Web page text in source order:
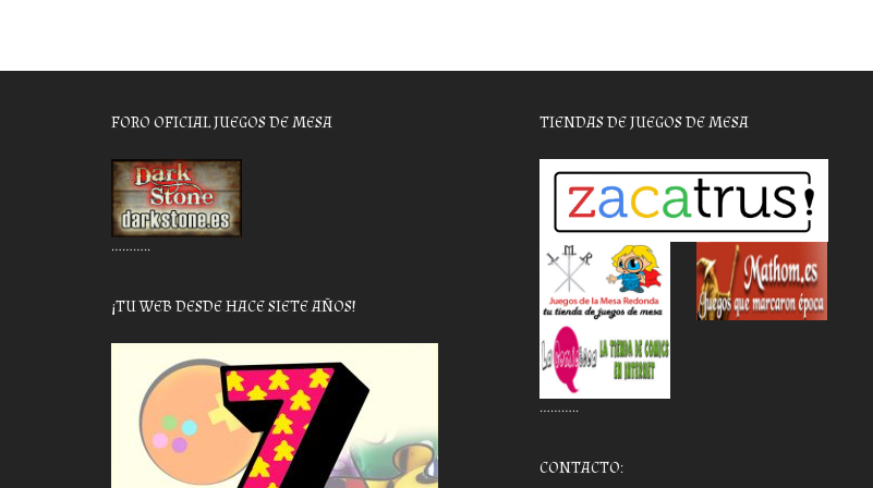
FORO OFICIAL JUEGOS DE MESA
………..
¡TU WEB DESDE HACE SIETE AÑOS!
TIENDAS DE JUEGOS DE MESA
………..
CONTACTO: